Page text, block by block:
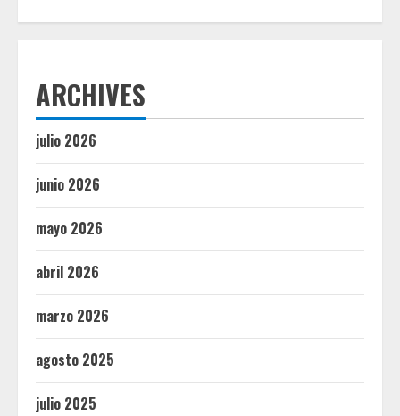
ARCHIVES
julio 2026
junio 2026
mayo 2026
abril 2026
marzo 2026
agosto 2025
julio 2025